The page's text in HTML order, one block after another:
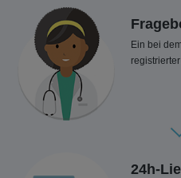
Ein bei
24h-